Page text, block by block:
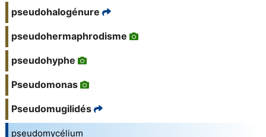
pseudohalogénure
pseudohermaphrodisme
pseudohyphe
Pseudomonas
Pseudomugilidés
pseudomycélium